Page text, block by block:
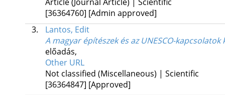
Article (Journal Article) | Scientific
[36364760] [Admin approved]
3.
Lantos, Edit
A magyar építészek és az UNESCO-
előadás,
Other URL
Not classified (Miscellaneous) | Scientific
[36364847] [Approved]